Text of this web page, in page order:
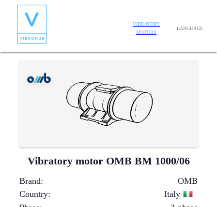
VIBRATORY
MOTORS
LANGUAGE
Vibratory motor OMB BM 1000/06
Brand:
OMB
Country:
Italy